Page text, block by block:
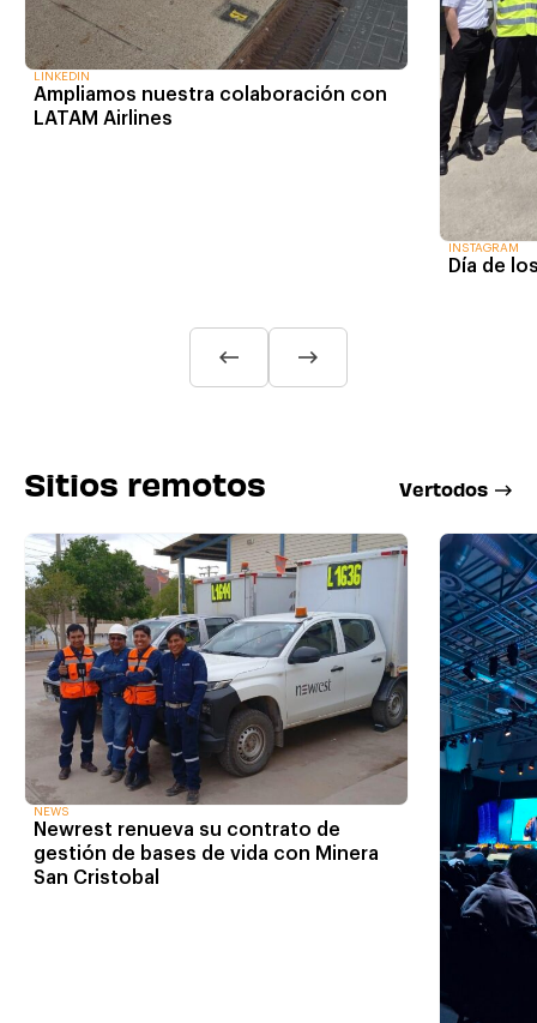
LINKEDIN
Ampliamos nuestra colaboración con
LATAM Airlines
INSTAGRAM
Día de
Sitios remotos Vertodos
NEWS
Newrest renueva su contrato de
gestión de bases de vida con Minera
San Cristobal